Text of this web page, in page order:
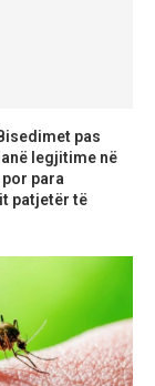
pas
legjitime në
para
patjetër të